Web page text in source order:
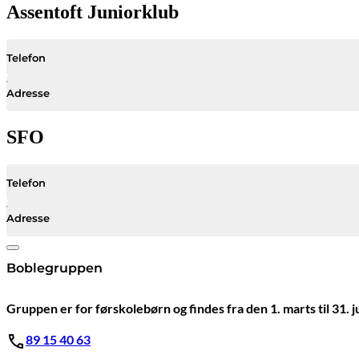
Assentoft Juniorklub
Telefon
Adresse
SFO
Telefon
Adresse
Boblegruppen
Gruppen er for førskolebørn og findes fra den 1. marts til 31.
89 15 40 63